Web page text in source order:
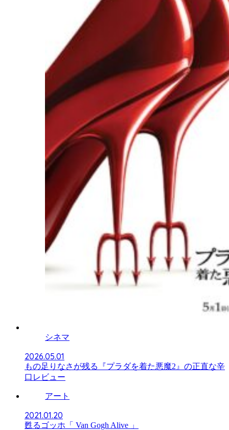
シネマ
2026.05.01
もの足りなさが残る『プラダを着た悪魔2』の正直な辛
口レビュー
アート
2021.01.20
甦るゴッホ「 Van Gogh Alive 」